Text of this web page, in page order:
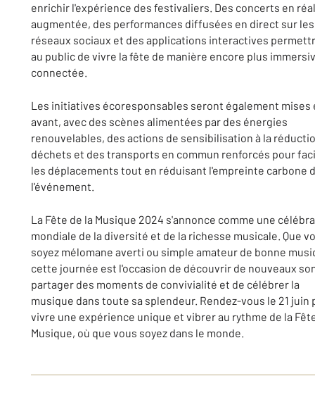
enrichir l'expérience des festivaliers. Des concerts en
augmentée, des performances diffusées en direct sur les
réseaux sociaux et des applications interactives
au public de vivre la fête de manière encore plus
connectée.
Les initiatives écoresponsables seront également mises
avant, avec des scènes alimentées par des énergies
renouvelables, des actions de sensibilisation à la
déchets et des transports en commun renforcés pour
les déplacements tout en réduisant l'empreinte carbone
l'événement.
La Fête de la Musique 2024 s'annonce comme une
mondiale de la diversité et de la richesse musicale. Que
soyez mélomane averti ou simple amateur de bonne
cette journée est l'occasion de découvrir de nouveaux
partager des moments de convivialité et de célébrer la
musique dans toute sa splendeur. Rendez-vous le 21 juin
vivre une expérience unique et vibrer au rythme de la
Musique, où que vous soyez dans le monde.